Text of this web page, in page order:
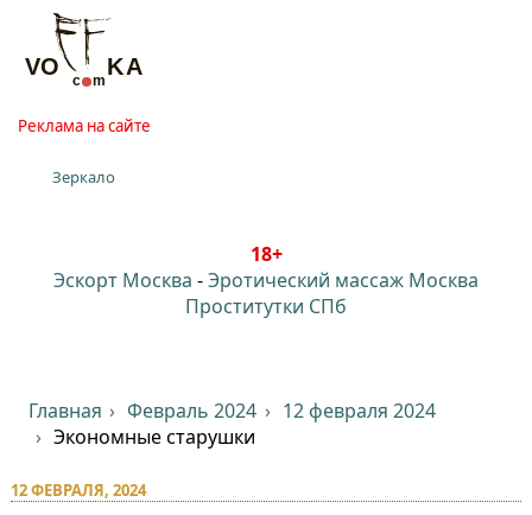
Реклама на сайте
Зеркало
18+
Эскорт Москва -Эротический массаж Москва
Проститутки СПб
Главная Февраль 2024
12 февраля 2024
Экономные старушки
12 ФЕВРАЛЯ, 2024